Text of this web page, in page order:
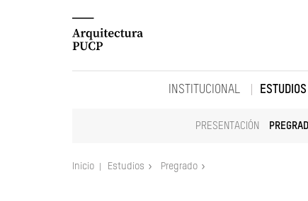
INSTITUCIONAL ESTUDIOS
PRESENTACIÓN
Inicio Estudios Pregrado